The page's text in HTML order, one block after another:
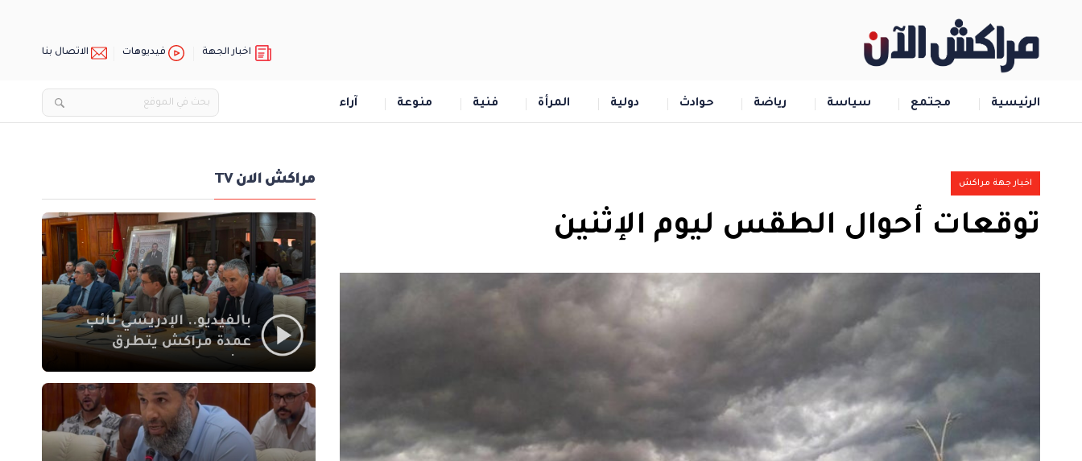
اخبار الجهة فيديوهات الاتصال بنا
الرئيسية مجتمع سياسة رياضة حوادث دولية المرأة فنية منوعة آراء
اخبار جهة مراكش
توقعات أحوال الطقس ليوم الإثنين
مراكش الان TV
بالفيديو.. الإدريسي نائب
عمدة مراكش يتطرق
الاجتماعي في نقل
المحطة الطرقية إلى
العزوزية